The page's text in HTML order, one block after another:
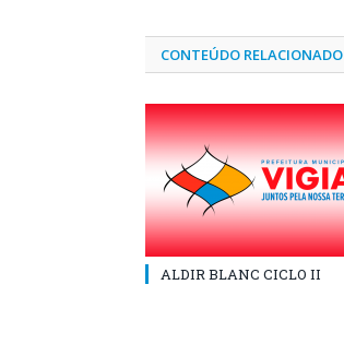
CONTEÚDO RELACIONADO
ALDIR BLANC CICLO II